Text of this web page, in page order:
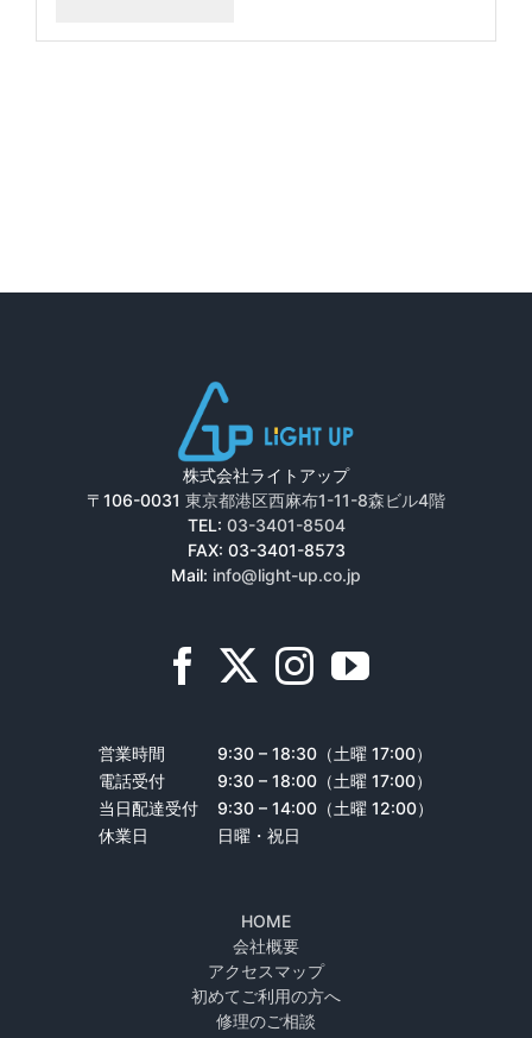
株式会社ライトアップ
〒106-0031 東京都港区西麻布1-11-8森ビル4階
TEL: 03-3401-8504
FAX: 03-3401-8573
Mail: info@light-up.co.jp
営業時間
9:30 – 18:30（土曜 17:00）
電話受付
9:30 – 18:00（土曜 17:00）
当日配達受付
9:30 – 14:00（土曜 12:00）
休業日
日曜・祝日
HOME
会社概要
アクセスマップ
初めてご利用の方へ
修理のご相談